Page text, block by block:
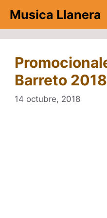
contenido
Musica Llanera
Barreto 2018
14 octubre, 2018